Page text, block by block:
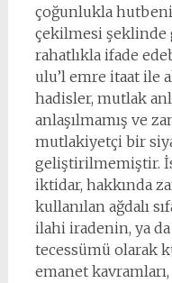
çoğunlukla
çekilmesi şeklinde
rahatlıkla ifade
ulu’l emre itaat ile
hadisler, mutlak
anlaşılmamış ve
mutlakiyetçi bir
geliştirilmemiştir.
iktidar, hakkında
kullanılan ağdalı
ilahi iradenin, ya
tecessümü olarak
emanet